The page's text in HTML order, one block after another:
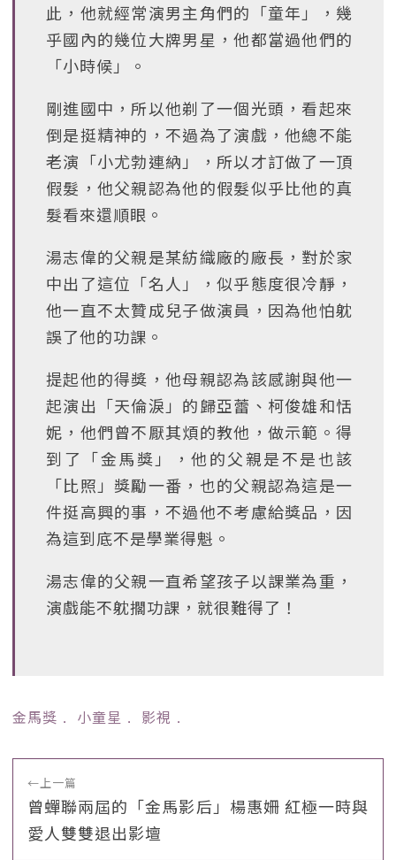
此，他就經常演男主角們的「童年」，幾
乎國內的幾位大牌男星，他都當過他們的
「小時候」。
剛進國中，所以他剃了一個光頭，看起來
倒是挺精神的，不過為了演戲，他總不能
老演「小尤勃連納」，所以才訂做了一頂
假髮，他父親認為他的假髮似乎比他的真
髮看來還順眼。
湯志偉的父親是某紡織廠的廠長，對於家
中出了這位「名人」，似乎態度很冷靜，
他一直不太贊成兒子做演員，因為他怕躭
誤了他的功課。
提起他的得獎，他母親認為該感謝與他一
起演出「天倫淚」的歸亞蕾、柯俊雄和恬
妮，他們曾不厭其煩的教他，做示範。得
到了「金馬獎」，他的父親是不是也該
「比照」獎勵一番，也的父親認為這是一
件挺高興的事，不過他不考慮給獎品，因
為這到底不是學業得魁。
湯志偉的父親一直希望孩子以課業為重，
演戲能不躭擱功課，就很難得了！
金馬獎 ﹒ 小童星 ﹒ 影視 ﹒
←上一篇
曾蟬聯兩屆的「金馬影后」楊惠姍 紅極一時與
愛人雙雙退出影壇